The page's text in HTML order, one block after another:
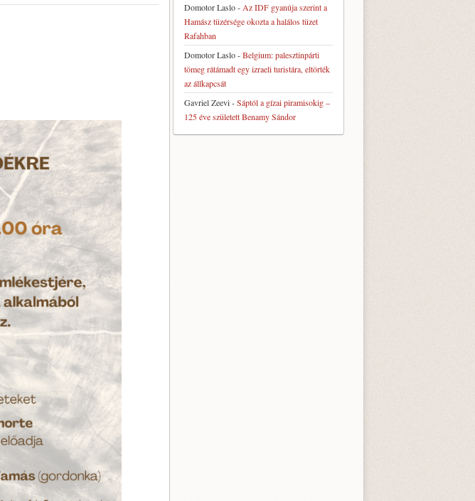
Domotor Laslo- Az IDF gyanúja szerint a
Hamász tüzérsége okozta a halálos tüzet
Rafahban
Domotor Laslo-Belgium: palesztinpárti
tömeg rátámadt egy izraeli turistára, eltörték
az állkapcsát
Gavriel Zeevi-Sáptól a gízai piramisokig –
125 éve született Benamy Sándor